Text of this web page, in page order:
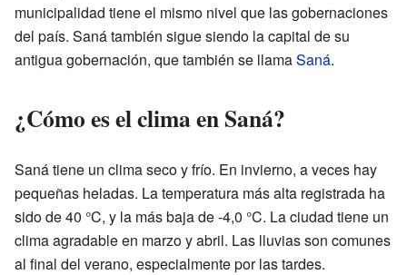
municipalidad tiene el mismo nivel que las gobernaciones
del país. Saná también sigue siendo la capital de su
antigua gobernación, que también se llamaSaná.
¿Cómo es el clima en Saná?
Saná tiene un clima seco y frío. En invierno, a veces hay
pequeñas heladas. La temperatura más alta registrada ha
sido de 40 °C, y la más baja de -4,0 °C. La ciudad tiene un
clima agradable en marzo y abril. Las lluvias son comunes
al final del verano, especialmente por las tardes.